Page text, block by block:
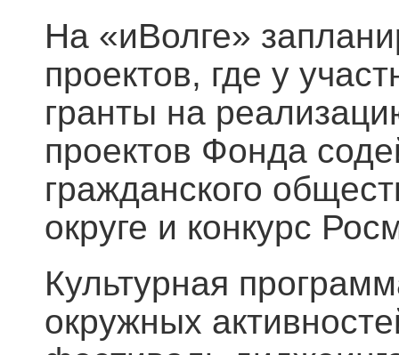
На «иВолге»
проектов, где у
гранты на
проектов Фонда
гражданского
округе и конкурс
Культурная
окружных